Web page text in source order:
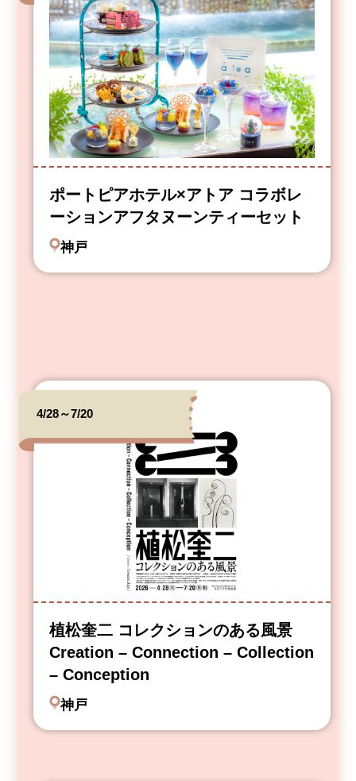
ポートピアホテル×アトア コラボレ
ーションアフタヌーンティーセット
神戸
4/28～7/20
植松奎二 コレクションのある風景
Creation – Connection – Collection
– Conception
神戸